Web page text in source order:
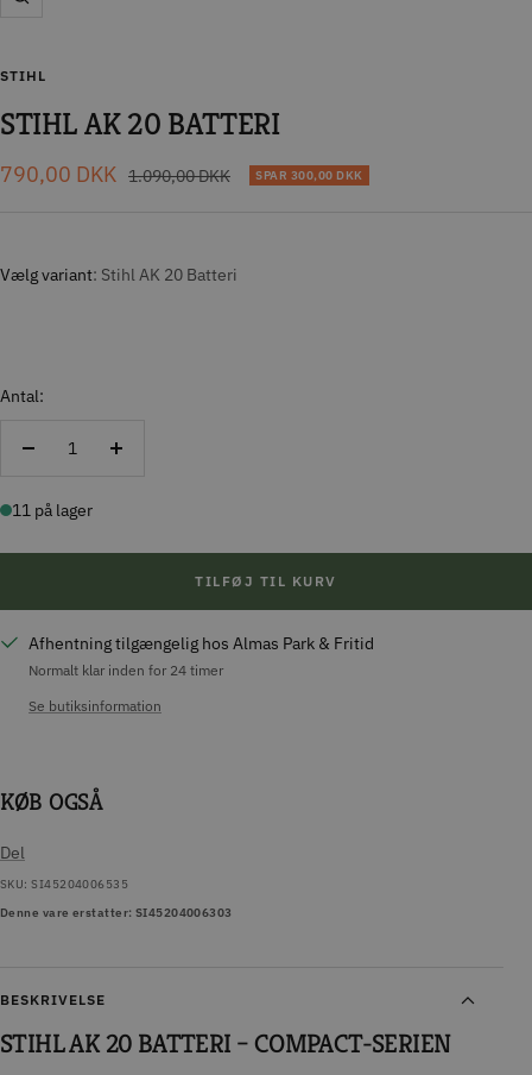
Zoom
STIHL
STIHL AK 20 BATTERI
Tilbudspris
790,00 DKK Normal
1.090,00 DKK SPAR 300,00 DKK
Vælg variant Stihl AK 20 Batteri
Antal:
Reducer
Forøg
11 på lager
TILFØJ TIL KURV
Afhentning tilgængelig hos Almas Park & Fritid
Normalt klar inden for 24 timer
Se butiksinformation
KØB OGSÅ
Del
SKU:SI45204006535
Denne vare erstatter: SI45204006303
BESKRIVELSE
STIHL AK 20 BATTERI – COMPACT-SERIEN